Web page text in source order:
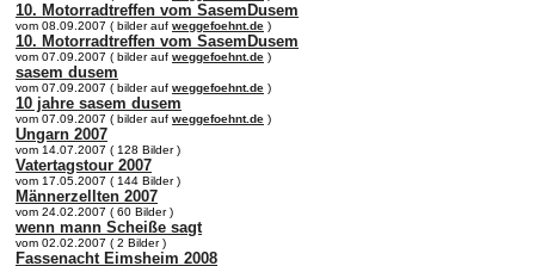
10. Motorradtreffen vom SasemDusem
vom 08.09.2007 ( bilder auf weggefoehnt.de )
10. Motorradtreffen vom SasemDusem
vom 07.09.2007 ( bilder auf weggefoehnt.de )
sasem dusem
vom 07.09.2007 ( bilder auf weggefoehnt.de )
10 jahre sasem dusem
vom 07.09.2007 ( bilder auf weggefoehnt.de )
Ungarn 2007
vom 14.07.2007 ( 128 Bilder )
Vatertagstour 2007
vom 17.05.2007 ( 144 Bilder )
Männerzellten 2007
vom 24.02.2007 ( 60 Bilder )
wenn mann Scheiße sagt
vom 02.02.2007 ( 2 Bilder )
Fassenacht Eimsheim 2008